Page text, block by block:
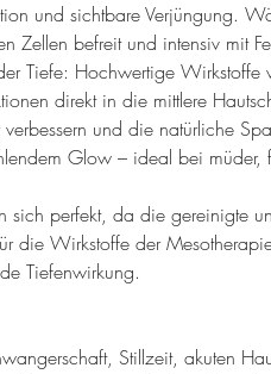
und sichtbare Verjüngung.
Zellen befreit und intensiv mit
Tiefe: Hochwertige
direkt in die mittlere
und die natürliche
Glow – ideal bei müder,
sich perfekt, da die gereinigte
die Wirkstoffe der
Tiefenwirkung.
Stillzeit, akuten